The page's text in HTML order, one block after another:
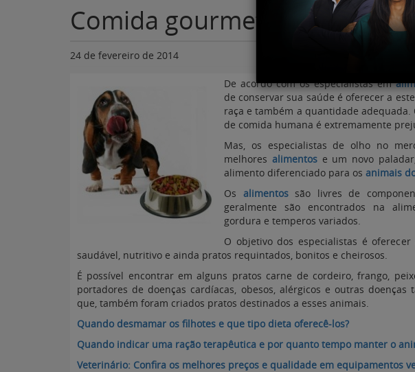
Comida gourmet para
24 de fevereiro de 2014
De acordo com os especialistas em
de conservar sua saúde é oferecer a
raça e também a quantidade
de comida humana é extremamente
Mas, os especialistas de olho no
melhores alimentos e um novo
alimento diferenciado para os animais
Os alimentossão livres de
geralmente são encontrados na
gordura e temperos variados.
O objetivo dos especialistas é
saudável, nutritivo e ainda pratos requintados, bonitos e cheirosos.
É possível encontrar em alguns pratos carne de cordeiro, frango,
portadores de doenças cardíacas, obesos, alérgicos e outras doenças
que, também foram criados pratos destinados a esses animais.
Quando desmamar os filhotes e que tipo dieta oferecê-los?
Quando indicar uma ração terapêutica e por quanto tempo manter o
Veterinário: Confira os melhores preços e qualidade em equipamentos